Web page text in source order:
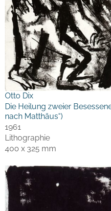
Otto Dix
Die Heilung zweier
nach Matthäus“)
1961
Lithographie
400 x 325 mm